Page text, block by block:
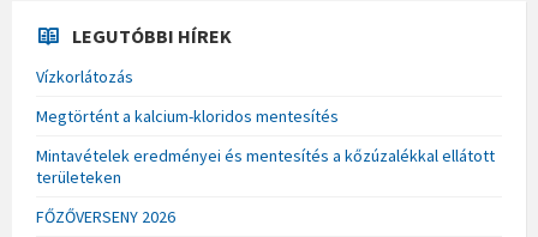
LEGUTÓBBI HÍREK
Vízkorlátozás
Megtörtént a kalcium-kloridos mentesítés
Mintavételek eredményei és mentesítés a kőzúzalékkal ellátott
területeken
FŐZŐVERSENY 2026